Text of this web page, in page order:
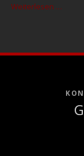
Weiterlesen …Wollt